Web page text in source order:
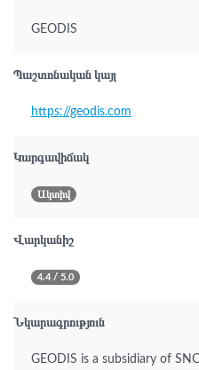
GEODIS
Պաշտոնական կայլ
https://geodis.com
Կարգավիճակ
Ակտիվ
Վարկանիշ
4.4 / 5.0
Նկարագրություն
GEODIS is a subsidiary of